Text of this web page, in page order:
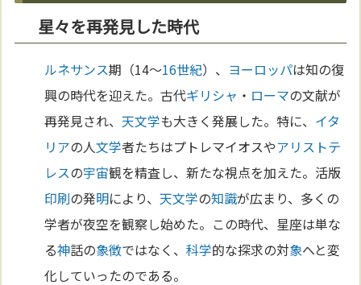
星々を再発見した時代
ルネサンス期（14〜16世紀）、 ヨーロッパは知の復
興の時代を迎えた。古代ギリシャ ・ ローマの文献が
再発見され、天文学も大きく発展した。特に、 イタ
リアの人文学者たちはプトレマイオスやアリストテ
レスの宇宙観を精査し、新たな視点を加えた。活版
印刷の発明により、天文学の知識が広まり、多くの
学者が夜空を観察し始めた。この時代、星座は単な
る神話の象徴ではなく、科学的な探求の対象へと変
化していったのである。